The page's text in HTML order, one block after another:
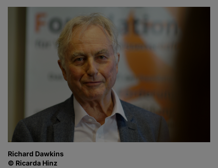
Richard Dawkins
© Ricarda Hinz